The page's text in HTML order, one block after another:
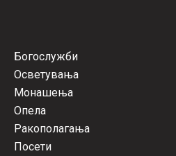
Богослужби
Осветувања
Монашења
Опела
Ракополагања
Посети